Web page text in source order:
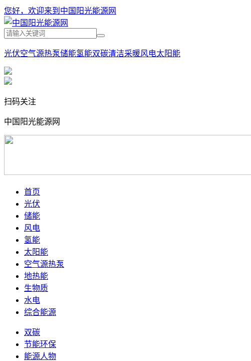
您好，欢迎来到中国阳光能源网
光伏空气源热泵储能氢能双碳清洁采暖风电太阳能
扫码关注
中国阳光能源网
首页
光伏
储能
风电
氢能
太阳能
空气源热泵
地热能
生物质
水电
综合能源
双碳
节能环保
能源人物